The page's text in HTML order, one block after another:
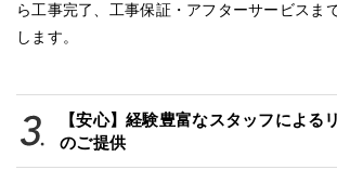
ら工事完了、工事保証・アフターサービスま
します。
【安心】経験豊富なスタッフによる
のご提供